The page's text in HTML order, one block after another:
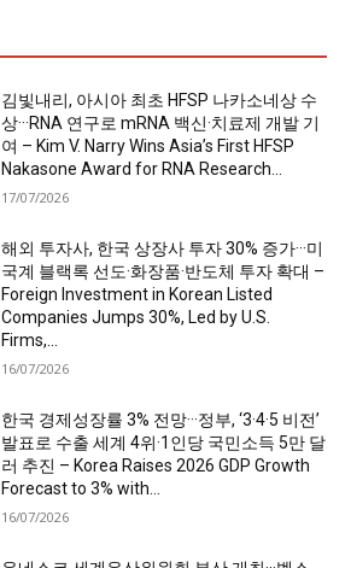
김빛내리, 아시아 최초 HFSP 나카소네상 수
상···RNA 연구로 mRNA 백신·치료제 개발 기
여 – Kim V. Narry Wins Asia’s First HFSP
Nakasone Award for RNA Research...
17/07/2026
해외 투자사, 한국 상장사 투자 30% 증가···미
국계 블랙록 선도·화장품·반도체 투자 확대 –
Foreign Investment in Korean Listed
Companies Jumps 30%, Led by U.S.
Firms,...
16/07/2026
한국 경제성장률 3% 전망···정부, ‘3·4·5 비전’
발표로 수출 세계 4위·1인당 국민소득 5만 달
러 추진 – Korea Raises 2026 GDP Growth
Forecast to 3% with...
16/07/2026